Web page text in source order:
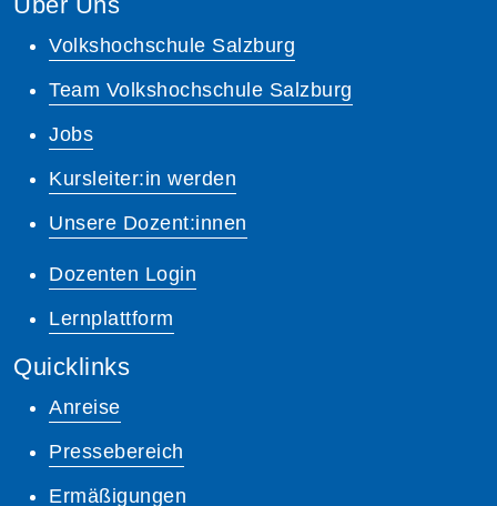
Volkshochschule Salzburg
Team Volkshochschule Salzburg
Jobs
Kursleiter:in werden
Unsere Dozent:innen
Dozenten Login
Lernplattform
Quicklinks
Anreise
Pressebereich
Ermäßigungen